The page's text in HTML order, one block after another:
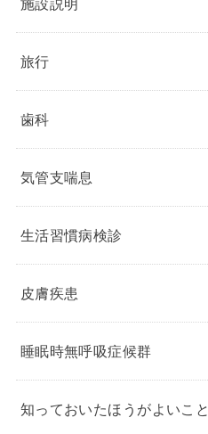
施設説明
旅行
歯科
気管支喘息
生活習慣病検診
皮膚疾患
睡眠時無呼吸症候群
知っておいたほうがよいこと